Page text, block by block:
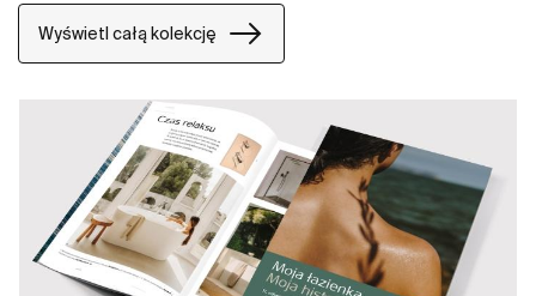
Wyświetl całą kolekcję